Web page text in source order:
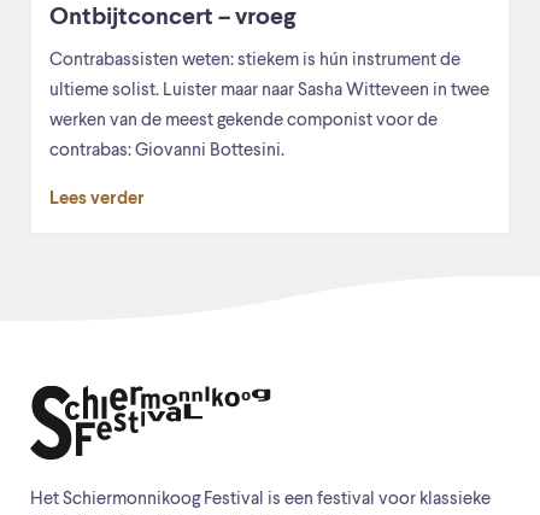
Ontbijtconcert – vroeg
Contrabassisten weten: stiekem is hún instrument de
ultieme solist. Luister maar naar Sasha Witteveen in twee
werken van de meest gekende componist voor de
contrabas: Giovanni Bottesini.
Lees verder
Het Schiermonnikoog Festival is een festival voor klassieke